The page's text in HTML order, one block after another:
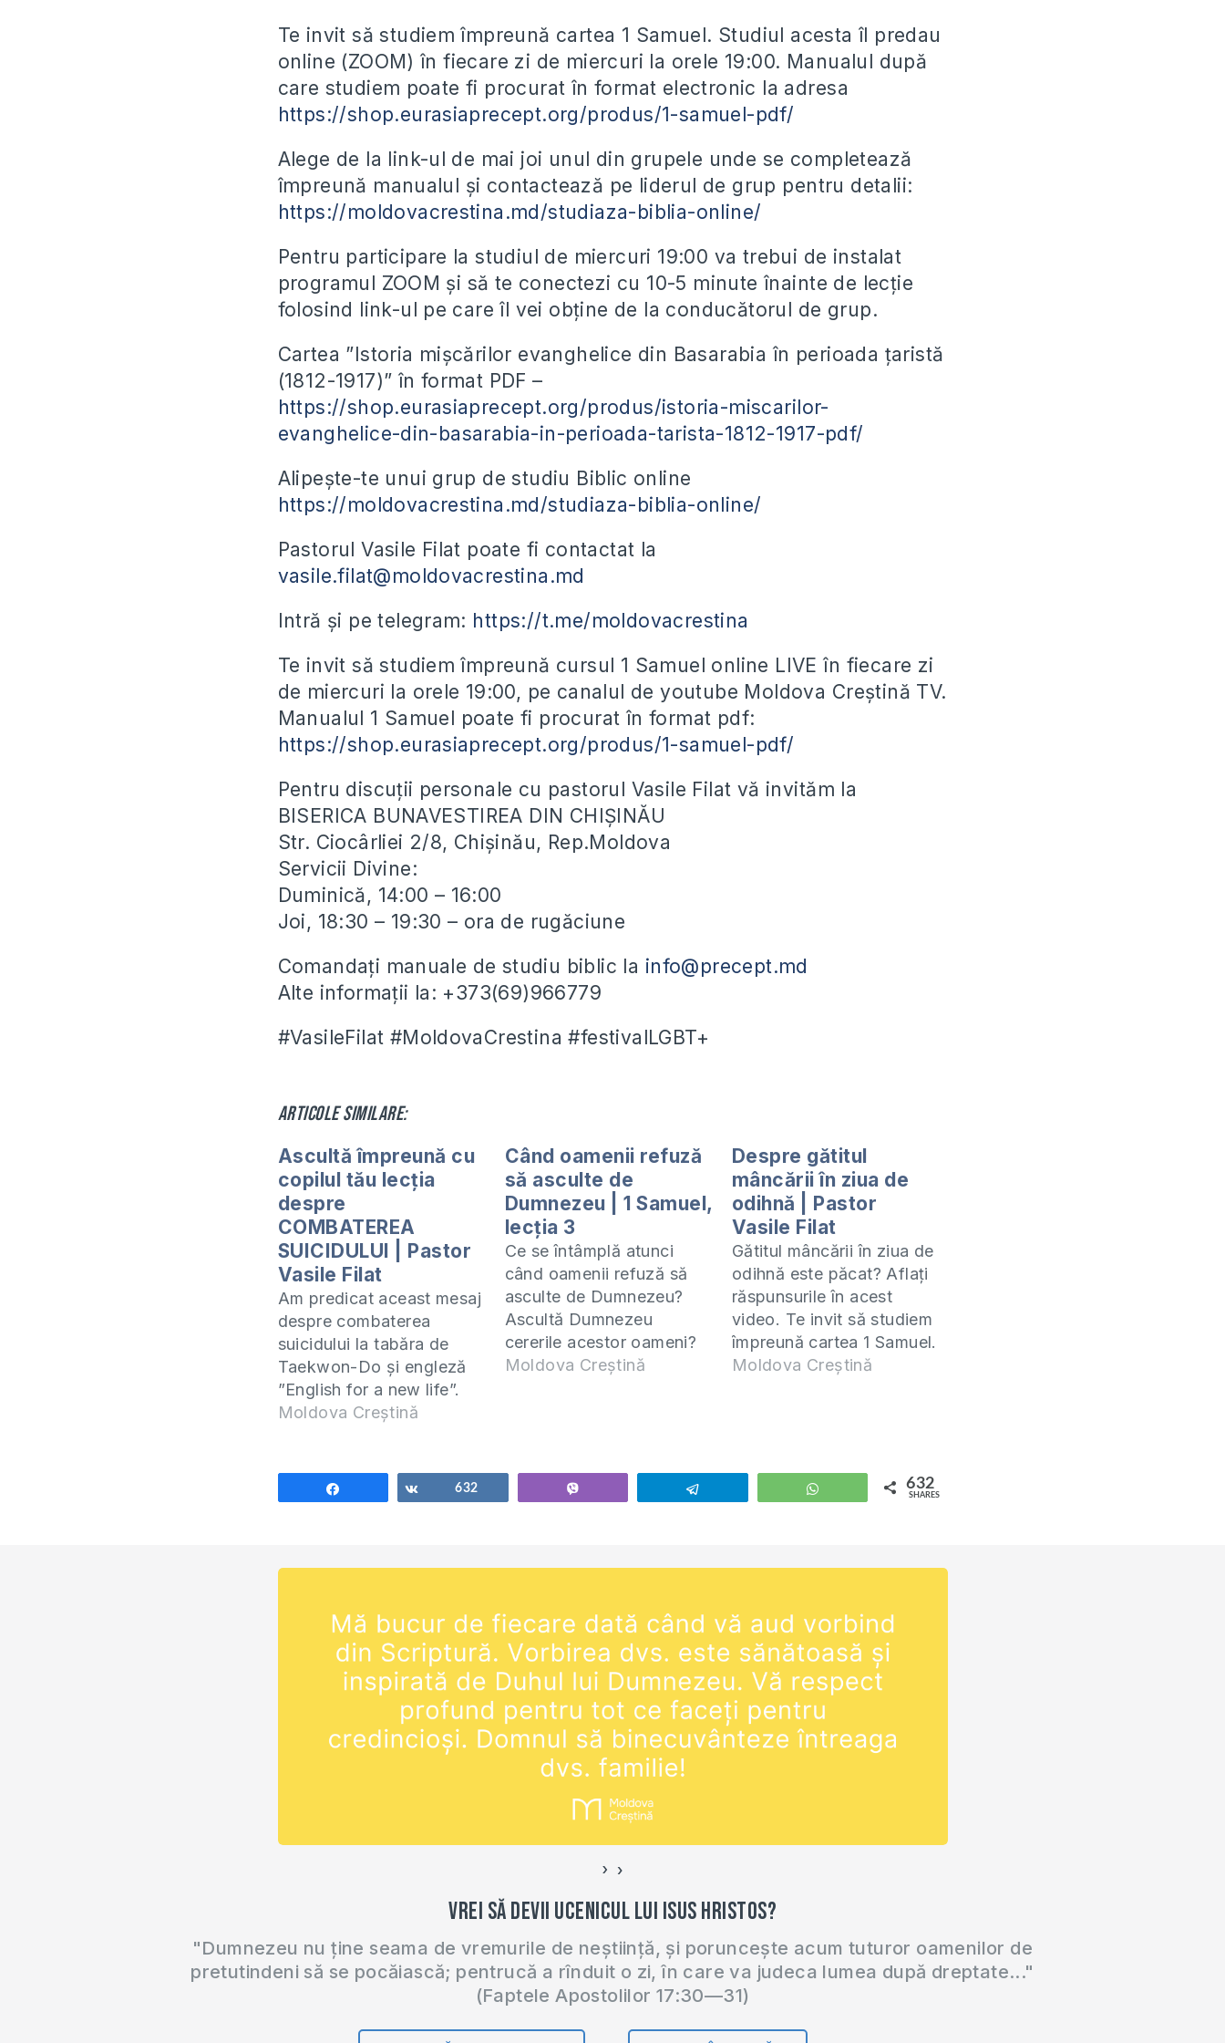
Te invit să studiem împreună cartea 1 Samuel. Studiul acesta îl predau
online (ZOOM) în fiecare zi de miercuri la orele 19:00. Manualul după
care studiem poate fi procurat în format electronic la adresa
https://shop.eurasiaprecept.org/produs/1-samuel-pdf/
Alege de la link-ul de mai joi unul din grupele unde se completează
împreună manualul și contactează pe liderul de grup pentru detalii:
https://moldovacrestina.md/studiaza-biblia-online/
Pentru participare la studiul de miercuri 19:00 va trebui de instalat
programul ZOOM și să te conectezi cu 10-5 minute înainte de lecție
folosind link-ul pe care îl vei obține de la conducătorul de grup.
Cartea ”Istoria mișcărilor evanghelice din Basarabia în perioada ţaristă
(1812-1917)” în format PDF –
https://shop.eurasiaprecept.org/produs/istoria-miscarilor-
evanghelice-din-basarabia-in-perioada-tarista-1812-1917-pdf/
Alipește-te unui grup de studiu Biblic online
https://moldovacrestina.md/studiaza-biblia-online/
Pastorul Vasile Filat poate fi contactat la
vasile.filat@moldovacrestina.md
Intră și pe telegram: https://t.me/moldovacrestina
Te invit să studiem împreună cursul 1 Samuel online LIVE în fiecare zi
de miercuri la orele 19:00, pe canalul de youtube Moldova Creștină TV.
Manualul 1 Samuel poate fi procurat în format pdf:
https://shop.eurasiaprecept.org/produs/1-samuel-pdf/
Pentru discuții personale cu pastorul Vasile Filat vă invităm la
BISERICA BUNAVESTIREA DIN CHIȘINĂU
Str. Ciocârliei 2/8, Chișinău, Rep.Moldova
Servicii Divine:
Duminică, 14:00 – 16:00
Joi, 18:30 – 19:30 – ora de rugăciune
Comandați manuale de studiu biblic la info@precept.md
Alte informații la: +373(69)966779
#VasileFilat #MoldovaCrestina #festivalLGBT+
Articole similare:
Ascultă împreună cu
copilul tău lecția
despre
COMBATEREA
SUICIDULUI | Pastor
Vasile Filat
Am predicat aceast mesaj
despre combaterea
suicidului la tabăra de
Taekwon-Do și engleză
”English for a new life”.
Dragi părinți, vă rog să
suicidului pentru ca să-i
protejați. Doritorii să
engleze sunt rugați să
Moldova Creștină
Când oamenii refuză
să asculte de
Dumnezeu | 1 Samuel,
lecția 3
Ce se întâmplă atunci
când oamenii refuză să
asculte de Dumnezeu?
Ascultă Dumnezeu
cererile acestor oameni?
Cum se manifestă această
cartea 1 Samuel. Studiul
acesta îl predau online
Moldova Creștină
Despre gătitul
mâncării în ziua de
odihnă | Pastor
Vasile Filat
Gătitul mâncării în ziua de
odihnă este păcat? Aflați
răspunsurile în acest
video. Te invit să studiem
împreună cartea 1 Samuel.
Studiul acesta îl predau
în format electronic la
adresa
Moldova Creștină
Share632 WhatsApp 632
SHARES
‹ ›
Vrei să devii ucenicul lui Isus Hristos?
"Dumnezeu nu ține seama de vremurile de neștiință, și poruncește acum tuturor oamenilor de
pretutindeni să se pocăiască; pentrucă a rînduit o zi, în care va judeca lumea după dreptate..."
(Faptele Apostolilor 17:30—31)